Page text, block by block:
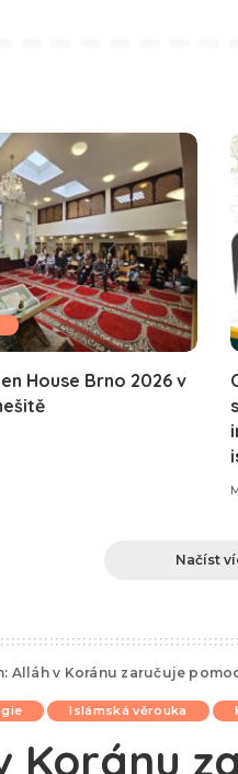
House Brno 2026 v
Načíst
v Koránu zaručuje pomoc a
Islámská věrouka
Koránu